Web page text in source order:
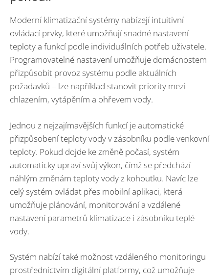
Moderní klimatizační systémy nabízejí intuitivní
ovládací prvky, které umožňují snadné nastavení
teploty a funkcí podle individuálních potřeb uživatele.
Programovatelné nastavení umožňuje domácnostem
přizpůsobit provoz systému podle aktuálních
požadavků – lze například stanovit priority mezi
chlazením, vytápěním a ohřevem vody.
Jednou z nejzajímavějších funkcí je automatické
přizpůsobení teploty vody v zásobníku podle venkovní
teploty. Pokud dojde ke změně počasí, systém
automaticky upraví svůj výkon, čímž se předchází
náhlým změnám teploty vody z kohoutku. Navíc lze
celý systém ovládat přes mobilní aplikaci, která
umožňuje plánování, monitorování a vzdálené
nastavení parametrů klimatizace i zásobníku teplé
vody.
Systém nabízí také možnost vzdáleného monitoringu
prostřednictvím digitální platformy, což umožňuje